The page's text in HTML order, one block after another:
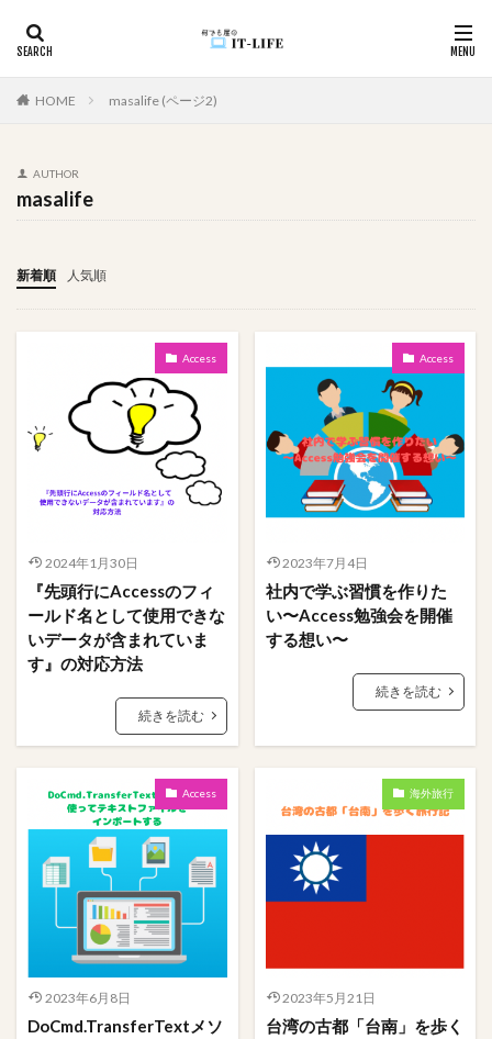
HOME masalife (ページ2)
AUTHOR
masalife
新着順 人気順
Access
2024年1月30日
『先頭行にAccessのフィ
ールド名として使用できな
いデータが含まれていま
す』の対応方法
続きを読む
Access
2023年7月4日
社内で学ぶ習慣を作りた
い〜Access勉強会を開催
する想い〜
続きを読む
Access
2023年6月8日
DoCmd.TransferTextメソ
海外旅行
2023年5月21日
台湾の古都「台南」を歩く
タグ
坂道グループ
使用例
件数取得
ユーザビリティ
メソッド
マカオ
家遊び
心理戦 空白
頭の体操
関数
資料作成 詐欺サイト 詐欺
記録
移動順 悩んだ理由が分からない
画像
櫻坂46
条件 映画 文字数
携帯
#人狼
VBA
Tips
Stay Home
PowerPoint OS
Mac
Ifステートメント
ちょっと便利なショートカットキー
Google
bootcamp
amazon
#入力支援
ささいな悩み解決
アクションクエリ
ステートメント
ファイル
パワークエリ
パスワード
データ加工
テキストボックス
タブ
サイト
アプリ コミュニティ
クエリ
オンライン
オプション
エラー解決
エラー対応
インポート定義
食べ物